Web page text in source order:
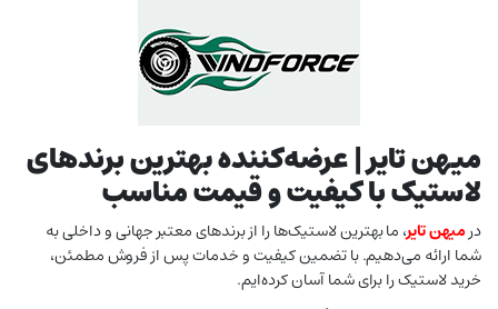
میهن تایر | عرضه‌کننده بهترین برندهای
لاستیک با کیفیت و قیمت مناسب
درمیهن تایر، ما بهترین لاستیک‌ها را از برندهای معتبر جهانی و داخلی به
شما ارائه می‌دهیم. با تضمین کیفیت و خدمات پس از فروش مطمئن،
خرید لاستیک را برای شما آسان کرده‌ایم.